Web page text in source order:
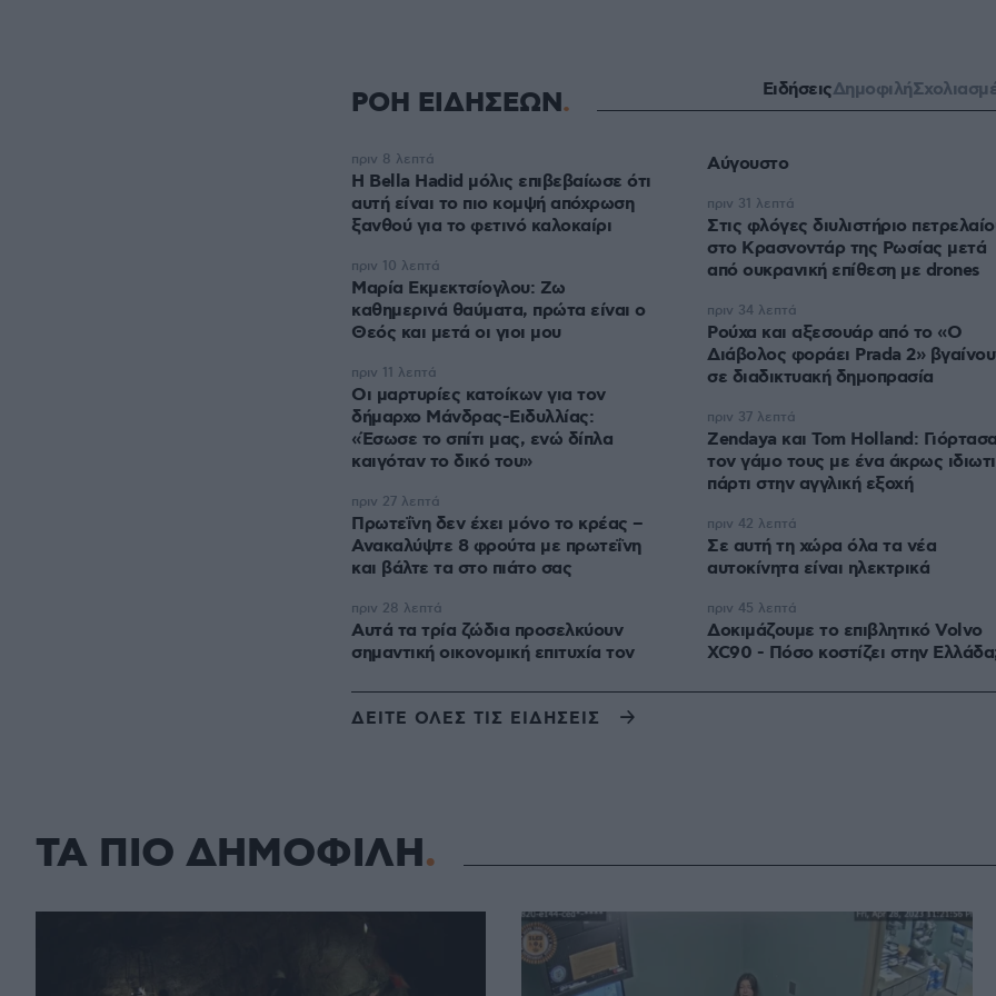
ΡΟΗ ΕΙΔΗΣΕΩΝ ΕιδήσειςΔημοφιλή
Η Bella Hadid μόλις επιβεβαίωσε ότι
αυτή είναι το πιο κομψή απόχρωση
ξανθού για το φετινό καλοκαίρι
πριν 8 λεπτά
Μαρία Εκμεκτσίογλου: Ζω
καθημερινά θαύματα, πρώτα είναι ο
Θεός και μετά οι γιοι μου
πριν 10 λεπτά
Οι μαρτυρίες κατοίκων για τον
δήμαρχο Μάνδρας-Ειδυλλίας:
«Έσωσε το σπίτι μας, ενώ δίπλα
καιγόταν το δικό του»
πριν 11 λεπτά
Πρωτεΐνη δεν έχει μόνο το κρέας –
Ανακαλύψτε 8 φρούτα με πρωτεΐνη
και βάλτε τα στο πιάτο σας
πριν 27 λεπτά
Αυτά τα τρία ζώδια προσελκύουν
σημαντική οικονομική επιτυχία τον
Αύγουστο
πριν 28 λεπτά
Στις φλόγες διυλιστήριο
στο Κρασνοντάρ της Ρωσίας μετά
από ουκρανική επίθεση με drones
πριν 31 λεπτά
Ρούχα και αξεσουάρ από το «Ο
Διάβολος φοράει Prada 2»
σε διαδικτυακή δημοπρασία
πριν 34 λεπτά
Zendaya και Tom Holland:
τον γάμο τους με ένα άκρως
πάρτι στην αγγλική εξοχή
πριν 37 λεπτά
Σε αυτή τη χώρα όλα τα νέα
αυτοκίνητα είναι ηλεκτρικά
πριν 42 λεπτά
Δοκιμάζουμε το επιβλητικό Volvo
XC90 - Πόσο κοστίζει στην
πριν 45 λεπτά
ΔΕΙΤΕ ΟΛΕΣ ΤΙΣ ΕΙΔΗΣΕΙΣ
ΤΑ ΠΙΟ ΔΗΜΟΦΙΛΗ